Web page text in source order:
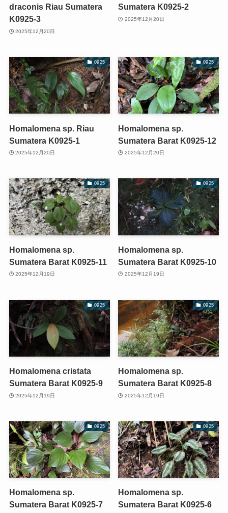
draconis Riau Sumatera
K0925-3
2025年12月20日
Sumatera K0925-2
2025年12月20日
0925
Homalomena sp. Riau
Sumatera K0925-1
2025年12月20日
0925
Homalomena sp.
Sumatera Barat K0925-12
2025年12月20日
0925
Homalomena sp.
Sumatera Barat K0925-11
2025年12月19日
0925
Homalomena sp.
Sumatera Barat K0925-10
2025年12月19日
0925
Homalomena cristata
Sumatera Barat K0925-9
2025年12月19日
0925
Homalomena sp.
Sumatera Barat K0925-8
2025年12月19日
0925
Homalomena sp.
Sumatera Barat K0925-7
0925
Homalomena sp.
Sumatera Barat K0925-6